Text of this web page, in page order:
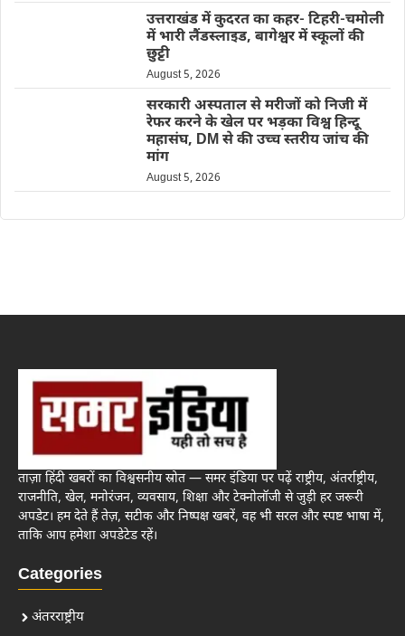
उत्तराखंड में कुदरत का कहर- टिहरी-चमोली
में भारी लैंडस्लाइड, बागेश्वर में स्कूलों की
छुट्टी
August 5, 2026
सरकारी अस्पताल से मरीजों को निजी में
रेफर करने के खेल पर भड़का विश्व हिन्दू
महासंघ, DM से की उच्च स्तरीय जांच की
मांग
August 5, 2026
ताज़ा हिंदी खबरों का विश्वसनीय स्रोत — समर इंडिया पर पढ़ें राष्ट्रीय, अंतर्राष्ट्रीय,
राजनीति, खेल, मनोरंजन, व्यवसाय, शिक्षा और टेक्नोलॉजी से जुड़ी हर जरूरी
अपडेट। हम देते हैं तेज़, सटीक और निष्पक्ष खबरें, वह भी सरल और स्पष्ट भाषा में,
ताकि आप हमेशा अपडेटेड रहें।
Categories
अंतरराष्ट्रीय